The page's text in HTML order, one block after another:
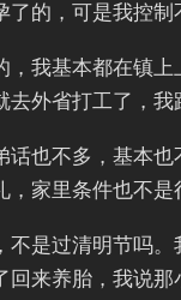
了的，可是我控制
，我基本都在镇
去外省打工了，我
话也不多，基本
，家里条件也不
不是过清明节吗
回来养胎，我说